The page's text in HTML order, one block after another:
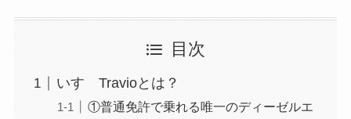
目次
いすゞTravioとは？
①普通免許で乗れる唯一のディーゼルエ